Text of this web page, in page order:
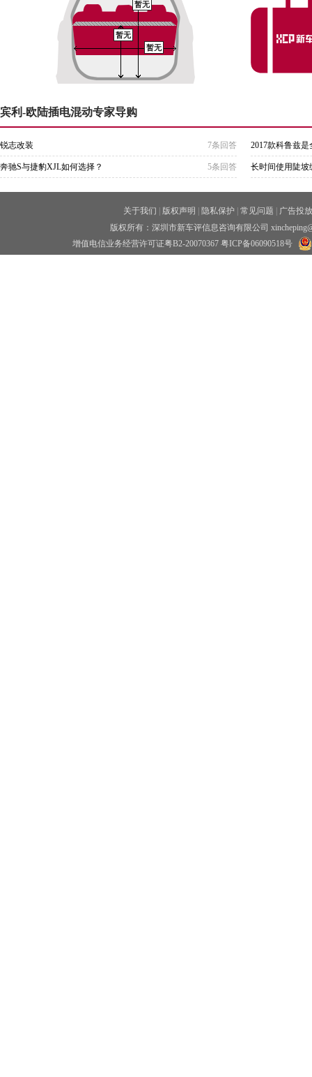
暂无
暂无
暂无
宾利-欧陆插电混动专家导购
7条回答
锐志改装 2017款科鲁兹是
5条回答
奔驰S与捷豹XJL如何选择？ 长时间使用陡坡
关于我们 版权声明 隐私保护 常见问题
广告投放
版权所有：深圳市新车评信息咨询有限公司
增值电信业务经营许可证粤B2-20070367 粤ICP备06090518号